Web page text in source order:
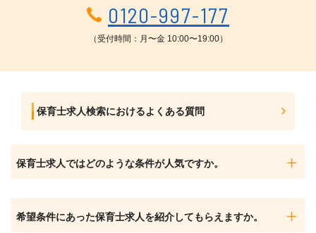
0120-997-177
（受付時間：月〜金 10:00〜19:00）
保育士求人検索におけるよくある質問
保育士求人ではどのような条件が人気ですか。
希望条件にあった保育士求人を紹介してもらえますか。